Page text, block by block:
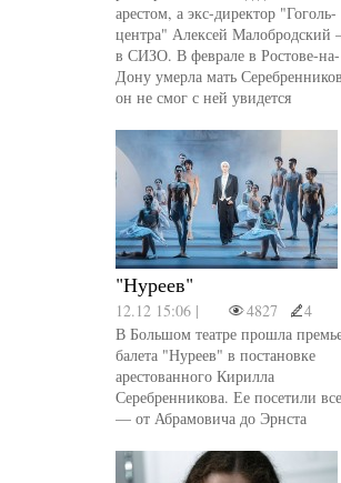
арестом, а экс-директор "Гоголь-
центра" Алексей
в СИЗО. В феврале в Ростове-на-
Дону умерла мать
он не смог с ней увидется
"Нуреев"
12.12 15:06 | 4827
4
В Большом театре прошла
балета "Нуреев" в постановке
арестованного Кирилла
Серебренникова. Ее посетили все
— от Абрамовича до Эрнста